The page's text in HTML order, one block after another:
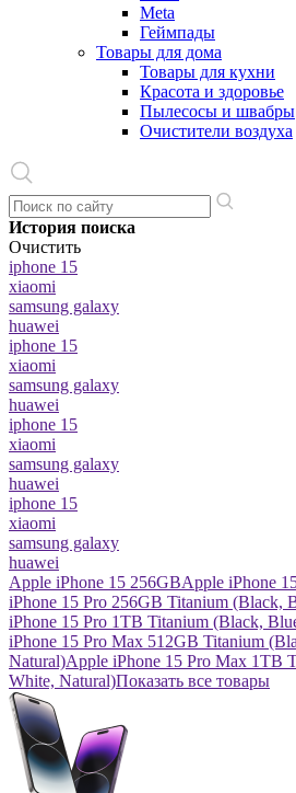
Meta
Геймпады
Товары для дома
Товары для кухни
Красота и здоровье
Пылесосы и швабры
Очистители воздуха
История поиска
Очистить
iphone 15
xiaomi
samsung galaxy
huawei
iphone 15
xiaomi
samsung galaxy
huawei
iphone 15
xiaomi
samsung galaxy
huawei
iphone 15
xiaomi
samsung galaxy
huawei
Apple iPhone 15 256GBApple iPhone
iPhone 15 Pro 256GB Titanium (Black,
iPhone 15 Pro 1TB Titanium (Black,
iPhone 15 Pro Max 512GB Titanium
Natural)Apple iPhone 15 Pro Max 1TB
White, Natural)Показать все товары